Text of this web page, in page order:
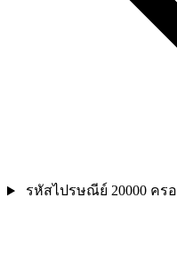
รหัสไปรษณีย์ 20000 คร